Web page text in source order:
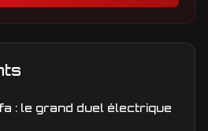
: le grand duel électrique